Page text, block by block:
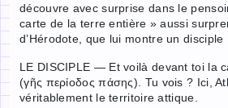
découvre avec surprise dans le
carte de la terre entière » aussi
d’Hérodote, que lui montre un disciple
LE DISCIPLE — Et voilà devant toi la
(γῆς περίοδος πάσης). Tu vois ? Ici,
véritablement le territoire attique.